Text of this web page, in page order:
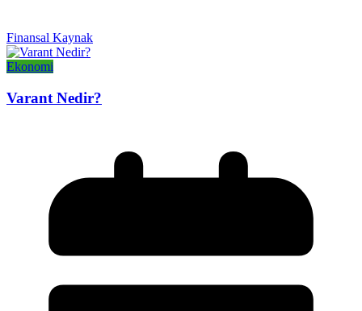
Finansal Kaynak
Ekonomi
Varant Nedir?